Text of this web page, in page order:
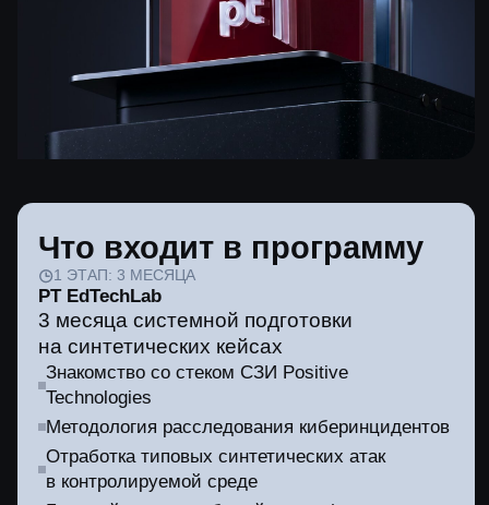
Сложные цепочки атак, актуальные TTPs
Применение СЗИ в условиях реальных
инцидентов
Апробация своих навыков на реальных кейсах
Результат через 6 месяцев
руководителей ИБ и бизнеса уже через полгода